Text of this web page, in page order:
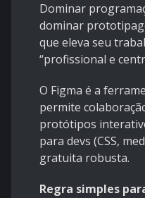
Dominar
dominar
que eleva seu
“profissional e
O Figma é a
permite
protótipos
para devs (CSS,
gratuita robusta.
Regra simples